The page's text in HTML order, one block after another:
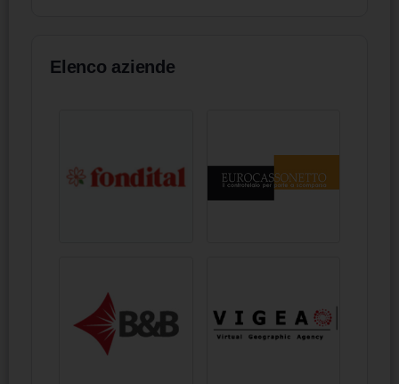
Elenco aziende